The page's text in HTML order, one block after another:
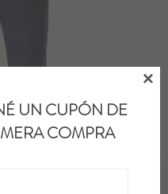

UN CUPÓN DE
COMPRA